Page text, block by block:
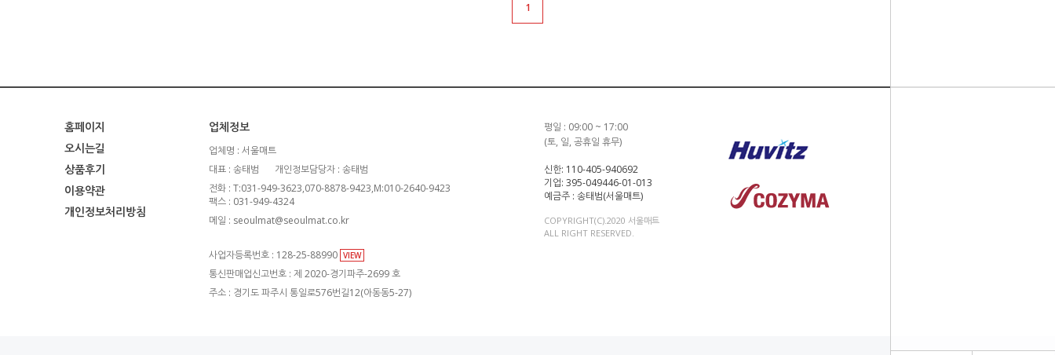
1
홈페이지
오시는길
상품후기
이용약관
개인정보처리방침
업체정보
업체명 : 서울매트
대표 : 송태범
개인정보담당자 : 송태범
전화 : T:031-949-3623,070-8878-9423,M:010-2640-9423
팩스 : 031-949-4324
메일 : seoulmat@seoulmat.co.kr
사업자등록번호 : 128-25-88990 VIEW
통신판매업신고번호 : 제 2020-경기파주-2699 호
주소 : 경기도 파주시 통일로576번길12(아동동5-27)
평일 : 09:00 ~ 17:00
(토, 일, 공휴일 휴무)
신한: 110-405-940692
기업: 395-049446-01-013
예금주 : 송태범(서울매트)
COPYRIGHT(C).2020 서울매트
ALL RIGHT RESERVED.